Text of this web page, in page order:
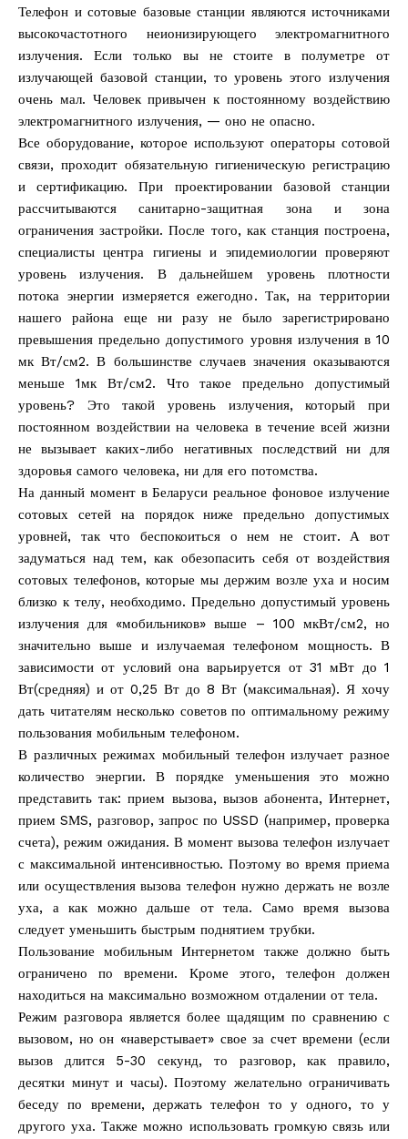
Телефон и сотовые базовые станции являются источниками
высокочастотного неионизирующего электромагнитного
излучения. Если только вы не стоите в полуметре от
излучающей базовой станции, то уровень этого излучения
очень мал. Человек привычен к постоянному воздействию
электромагнитного излучения, — оно не опасно.
Все оборудование, которое используют операторы сотовой
связи, проходит обязательную гигиеническую регистрацию
и сертификацию. При проектировании базовой станции
рассчитываются санитарно-защитная зона и зона
ограничения застройки. После того, как станция построена,
специалисты центра гигиены и эпидемиологии проверяют
уровень излучения. В дальнейшем уровень плотности
потока энергии измеряется ежегодно. Так, на территории
нашего района еще ни разу не было зарегистрировано
превышения предельно допустимого уровня излучения в 10
мк Вт/см2. В большинстве случаев значения оказываются
меньше 1мк Вт/см2. Что такое предельно допустимый
уровень? Это такой уровень излучения, который при
постоянном воздействии на человека в течение всей жизни
не вызывает каких-либо негативных последствий ни для
здоровья самого человека, ни для его потомства.
На данный момент в Беларуси реальное фоновое излучение
сотовых сетей на порядок ниже предельно допустимых
уровней, так что беспокоиться о нем не стоит. А вот
задуматься над тем, как обезопасить себя от воздействия
сотовых телефонов, которые мы держим возле уха и носим
близко к телу, необходимо. Предельно допустимый уровень
излучения для «мобильников» выше – 100 мкВт/см2, но
значительно выше и излучаемая телефоном мощность. В
зависимости от условий она варьируется от 31 мВт до 1
Вт(средняя) и от 0,25 Вт до 8 Вт (максимальная). Я хочу
дать читателям несколько советов по оптимальному режиму
пользования мобильным телефоном.
В различных режимах мобильный телефон излучает разное
количество энергии. В порядке уменьшения это можно
представить так: прием вызова, вызов абонента, Интернет,
прием SМS, разговор, запрос по USSD (например, проверка
счета), режим ожидания. В момент вызова телефон излучает
с максимальной интенсивностью. Поэтому во время приема
или осуществления вызова телефон нужно держать не возле
уха, а как можно дальше от тела. Само время вызова
следует уменьшить быстрым поднятием трубки.
Пользование мобильным Интернетом также должно быть
ограничено по времени. Кроме этого, телефон должен
находиться на максимально возможном отдалении от тела.
Режим разговора является более щадящим по сравнению с
вызовом, но он «наверстывает» свое за счет времени (если
вызов длится 5-30 секунд, то разговор, как правило,
десятки минут и часы). Поэтому желательно ограничивать
беседу по времени, держать телефон то у одного, то у
другого уха. Также можно использовать громкую связь или